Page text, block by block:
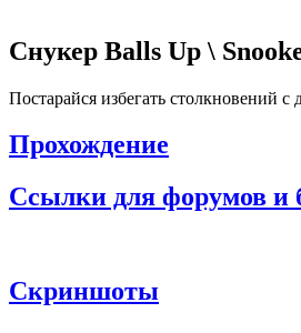
Снукер Balls Up \
Постарайся избегать столкновений
Прохождение
Ссылки для форумов и
Скриншоты